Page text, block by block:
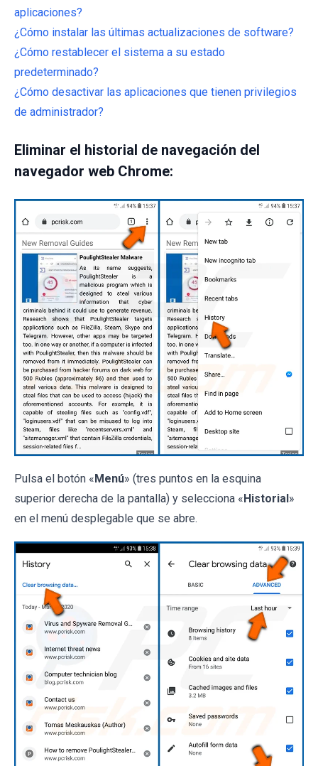
aplicaciones?
¿Cómo instalar las últimas actualizaciones de software?
¿Cómo restablecer el sistema a su estado
predeterminado?
¿Cómo desactivar las aplicaciones que tienen privilegios
de administrador?
Eliminar el historial de navegación del
navegador web Chrome:
Pulsa el botón «Menú» (tres puntos en la esquina
superior derecha de la pantalla) y selecciona «Historial»
en el menú desplegable que se abre.